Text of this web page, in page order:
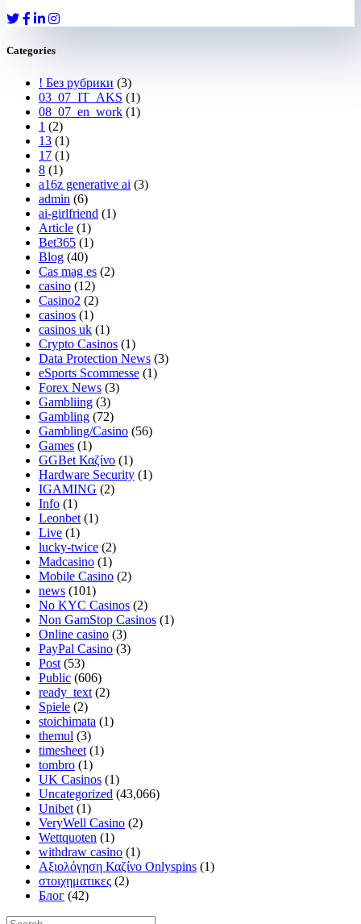
Categories
! Без рубрики (3)
03_07_IT_AKS (1)
08_07_en_work (1)
1 (2)
13 (1)
17 (1)
8 (1)
a16z generative ai (3)
admin (6)
ai-girlfriend (1)
Article (1)
Bet365 (1)
Blog (40)
Cas mag es (2)
casino (12)
Casino2 (2)
casinos (1)
casinos uk (1)
Crypto Casinos (1)
Data Protection News (3)
eSports Scommesse (1)
Forex News (3)
Gambliing (3)
Gambling (72)
Gambling/Casino (56)
Games (1)
GGBet Καζίνο (1)
Hardware Security (1)
IGAMING (2)
Info (1)
Leonbet (1)
Live (1)
lucky-twice (2)
Madcasino (1)
Mobile Casino (2)
news (101)
No KYC Casinos (2)
Non GamStop Casinos (1)
Online casino (3)
PayPal Casino (3)
Post (53)
Public (606)
ready_text (2)
Spiele (2)
stoichimata (1)
themul (3)
timesheet (1)
tombro (1)
UK Casinos (1)
Uncategorized (43,066)
Unibet (1)
VeryWell Casino (2)
Wettquoten (1)
withdraw casino (1)
Αξιολόγηση Καζίνο Onlyspins (1)
στοιχηματικες (2)
Блог (42)